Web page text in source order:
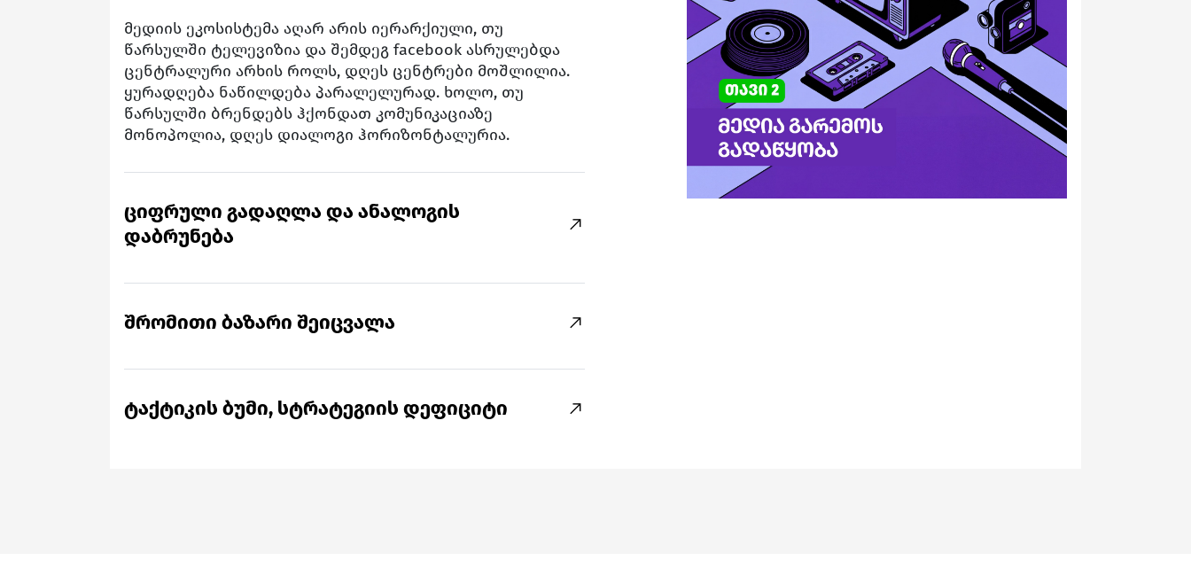
მედიის ეკოსისტემა აღარ არის იერარქიული, თუ
წარსულში ტელევიზია და შემდეგ facebook ასრულებდა
ცენტრალური არხის როლს, დღეს ცენტრები მოშლილია.
ყურადღება ნაწილდება პარალელურად. ხოლო, თუ
წარსულში ბრენდებს ჰქონდათ კომუნიკაციაზე
მონოპოლია, დღეს დიალოგი ჰორიზონტალურია.
ციფრული გადაღლა და ანალოგის
დაბრუნება
გადატვირთულ ინტერნეტში, სადაც ყურადღება სწრაფად
მოკლდება, თანდათან იზრდება ნელი და შინაარსიანი
კონტენტის ღირებულებაც. მომხმარებელი უფრო
გამოცდილებებთან დაბრუნებას.
შრომითი ბაზარი შეიცვალა
ტაქტიკის ბუმი, სტრატეგიის დეფიციტი